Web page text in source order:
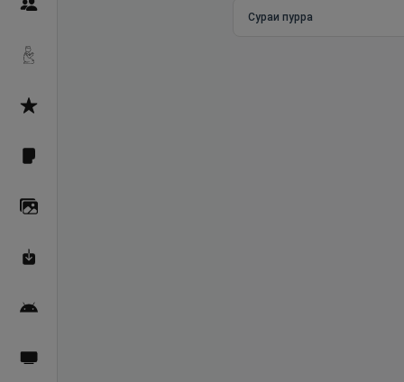
Сураи пурра